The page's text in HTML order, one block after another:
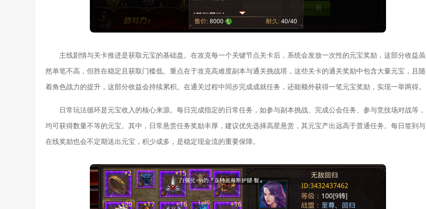
主线剧情与关卡推进是获取元宝的基础盘。在攻克每一个关键节点关卡后，系统会发放一次性的元宝奖励，这部分收益虽
然单笔不高，但胜在稳定且获取门槛低。重点在于攻克高难度副本与通关挑战塔，这些关卡的通关奖励中包含大量元宝，且随
着角色战力的提升，这部分收益会持续累积。在通关过程中同步完成成就任务，还能额外获得一笔元宝奖励，实现一举两得。
日常玩法循环是元宝收入的核心来源。每日完成指定的日常任务，如参与副本挑战、完成公会任务、参与竞技场对战等，
均可获得数量不等的元宝。其中，日常悬赏任务奖励丰厚，建议优先选择高星悬赏，其元宝产出远高于普通任务。每日签到与
在线奖励也会不定期送出元宝，积少成多，是稳定现金流的重要保障。